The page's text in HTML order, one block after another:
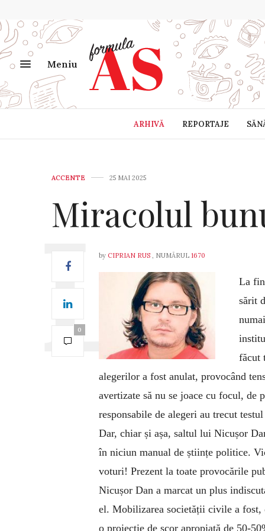
Meniu
ARHIVĂ REPORTAJE
ACCENTE 25 MAI 2025
Miracolul
0
by CIPRIAN RUS , NUMĂRUL 1670
La
sărit
făcut
alegerilor a fost anulat, provocând
avertizate să nu se joace cu focul,
responsabile de alegeri au trecut
Dar, chiar și așa, saltul lui Nicușor
în niciun manual de științe politice.
voturi! Prezent la toate provocările
Nicușor Dan a marcat un plus
el. Mobilizarea societății civile a fost,
o proiecție de scor apropiată de 50-